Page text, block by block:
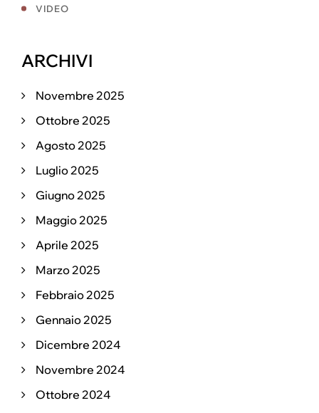
VIDEO
ARCHIVI
Novembre 2025
Ottobre 2025
Agosto 2025
Luglio 2025
Giugno 2025
Maggio 2025
Aprile 2025
Marzo 2025
Febbraio 2025
Gennaio 2025
Dicembre 2024
Novembre 2024
Ottobre 2024